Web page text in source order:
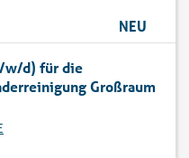
NEU
w/d) für die
Großraum